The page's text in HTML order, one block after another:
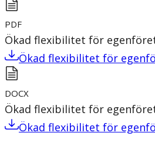
PDF
Ökad flexibilitet för
Ökad flexibilitet för
DOCX
Ökad flexibilitet för
Ökad flexibilitet för